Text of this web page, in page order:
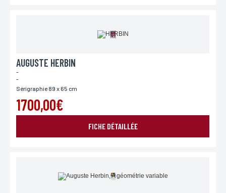
AUGUSTE HERBIN
-
-
Sérigraphie 89 x 65 cm
1700,00€
FICHE DÉTAILLÉE